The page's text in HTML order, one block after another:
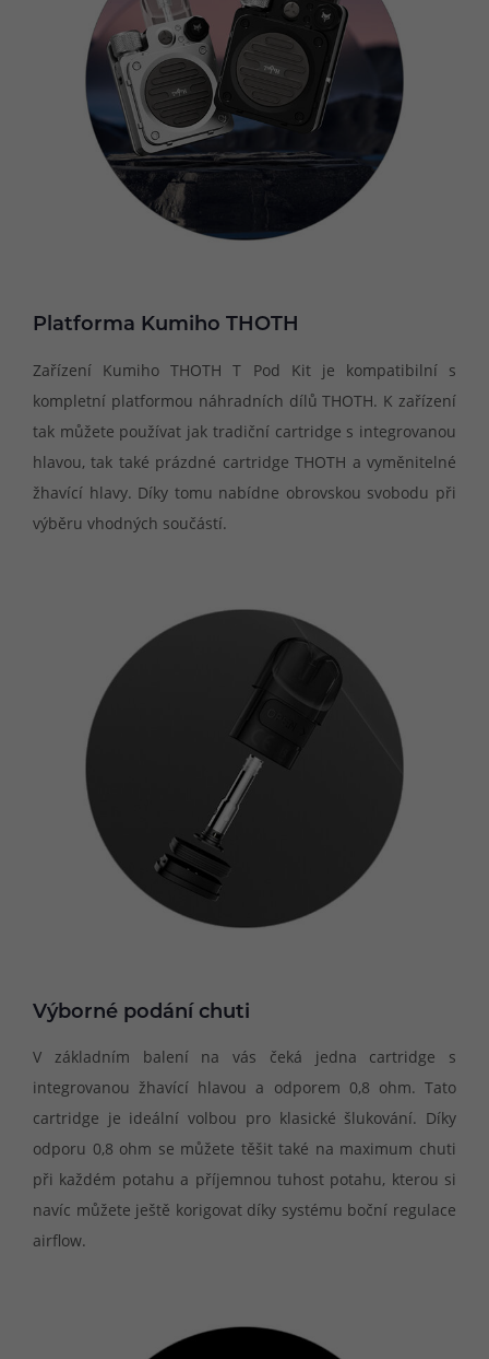
Platforma Kumiho THOTH
Zařízení Kumiho THOTH T Pod Kit je kompatibilní s
kompletní platformou náhradních dílů THOTH. K zařízení
tak můžete používat jak tradiční cartridge s integrovanou
hlavou, tak také prázdné cartridge THOTH a vyměnitelné
žhavící hlavy. Díky tomu nabídne obrovskou svobodu při
výběru vhodných součástí.
Výborné podání chuti
V základním balení na vás čeká jedna cartridge s
integrovanou žhavící hlavou a odporem 0,8 ohm. Tato
cartridge je ideální volbou pro klasické šlukování. Díky
odporu 0,8 ohm se můžete těšit také na maximum chuti
při každém potahu a příjemnou tuhost potahu, kterou si
navíc můžete ještě korigovat díky systému boční regulace
airflow.